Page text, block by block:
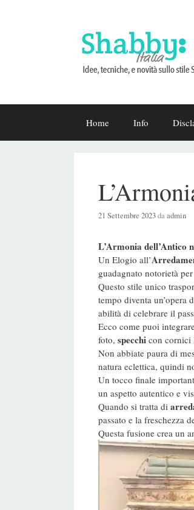
Home Info
21 Settembre 2023daadmin
L’Armonia dell’Antico
Un Elogio all’
guadagnato notorietà
Questo stile unico
tempo diventa un’opera
abilità di celebrare il
Ecco come puoi
foto, specchi con cornici
Non abbiate paura di
natura eclettica, quindi
Un tocco finale
un aspetto autentico e
Quando si tratta di
passato e la freschezza
Questa fusione crea un